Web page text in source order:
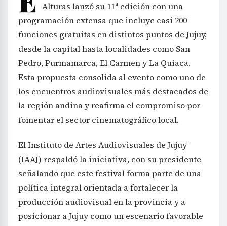
funciones gratuitas en distintos puntos de Jujuy,
desde la capital hasta localidades como San
Pedro, Purmamarca, El Carmen y La Quiaca.
Esta propuesta consolida al evento como uno de
los encuentros audiovisuales más destacados de
la región andina y reafirma el compromiso por
fomentar el sector cinematográfico local.
El Instituto de Artes Audiovisuales de Jujuy
señalando que este festival forma parte de una
política integral orientada a fortalecer la
producción audiovisual en la provincia y a
posicionar a Jujuy como un escenario favorable
para filmaciones nacionales e internacionales.
En esta edición, además de los participantes